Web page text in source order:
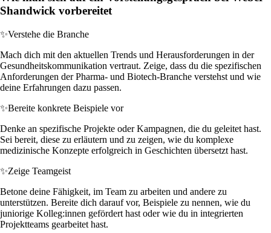
Shandwick vorbereitet
✨Verstehe die Branche
Mach dich mit den aktuellen Trends und Herausforderungen in der
Gesundheitskommunikation vertraut. Zeige, dass du die spezifischen
Anforderungen der Pharma- und Biotech-Branche verstehst und wie
deine Erfahrungen dazu passen.
✨Bereite konkrete Beispiele vor
Denke an spezifische Projekte oder Kampagnen, die du geleitet hast.
Sei bereit, diese zu erläutern und zu zeigen, wie du komplexe
medizinische Konzepte erfolgreich in Geschichten übersetzt hast.
✨Zeige Teamgeist
Betone deine Fähigkeit, im Team zu arbeiten und andere zu
unterstützen. Bereite dich darauf vor, Beispiele zu nennen, wie du
juniorige Kolleg:innen gefördert hast oder wie du in integrierten
Projektteams gearbeitet hast.